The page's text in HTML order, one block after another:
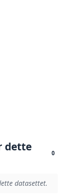
dette
0
datasettet.